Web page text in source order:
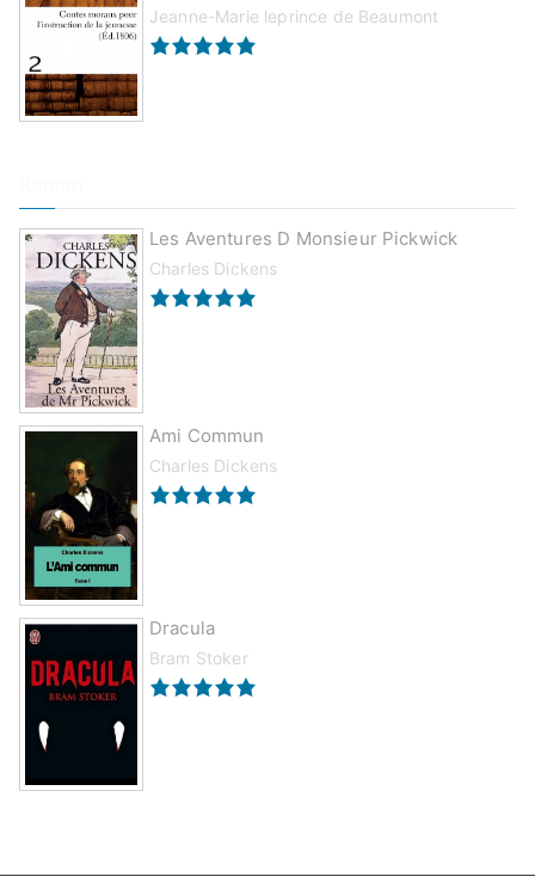
Jeanne-Marie leprince de Beaumont
Les Aventures D Monsieur Pickwick
Charles Dickens
Ami Commun
Charles Dickens
Dracula
Bram Stoker